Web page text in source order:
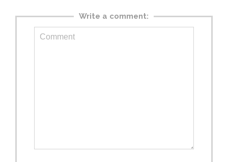
Write a comment: